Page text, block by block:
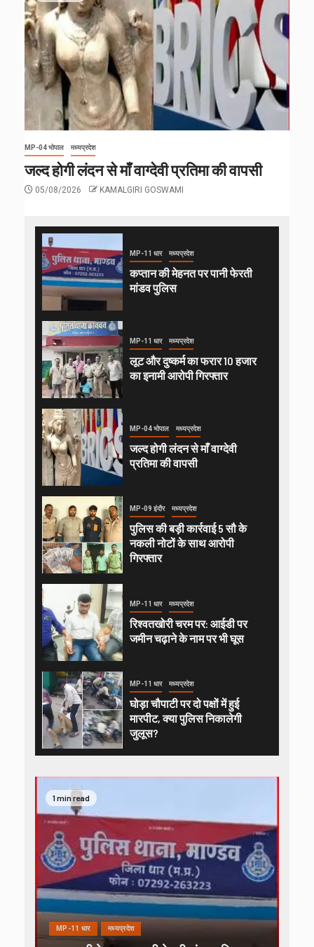
MP-04 भोपाल मध्यप्रदेश
जल्द होगी लंदन से माँ वाग्देवी प्रतिमा की वापसी
05/08/2026 KAMALGIRI GOSWAMI
MP-11 धार मध्यप्रदेश
कप्तान की मेहनत पर पानी फेरती
मांडव पुलिस
MP-11 धार मध्यप्रदेश
लूट और दुष्कर्म का फरार 10 हजार
का इनामी आरोपी गिरफ्तार
MP-04 भोपाल मध्यप्रदेश
जल्द होगी लंदन से माँ वाग्देवी
प्रतिमा की वापसी
MP-09 इंदौर मध्यप्रदेश
पुलिस की बड़ी कार्रवाई 5 सौ के
नकली नोटों के साथ आरोपी
गिरफ्तार
MP-11 धार मध्यप्रदेश
रिश्वतखोरी चरम पर: आईडी पर
जमीन चढ़ाने के नाम पर भी घूस
MP-11 धार मध्यप्रदेश
घोड़ा चौपाटी पर दो पक्षों में हुई
मारपीट, क्या पुलिस निकालेगी
जुलूस?
1 min read
MP-11 धार मध्यप्रदेश